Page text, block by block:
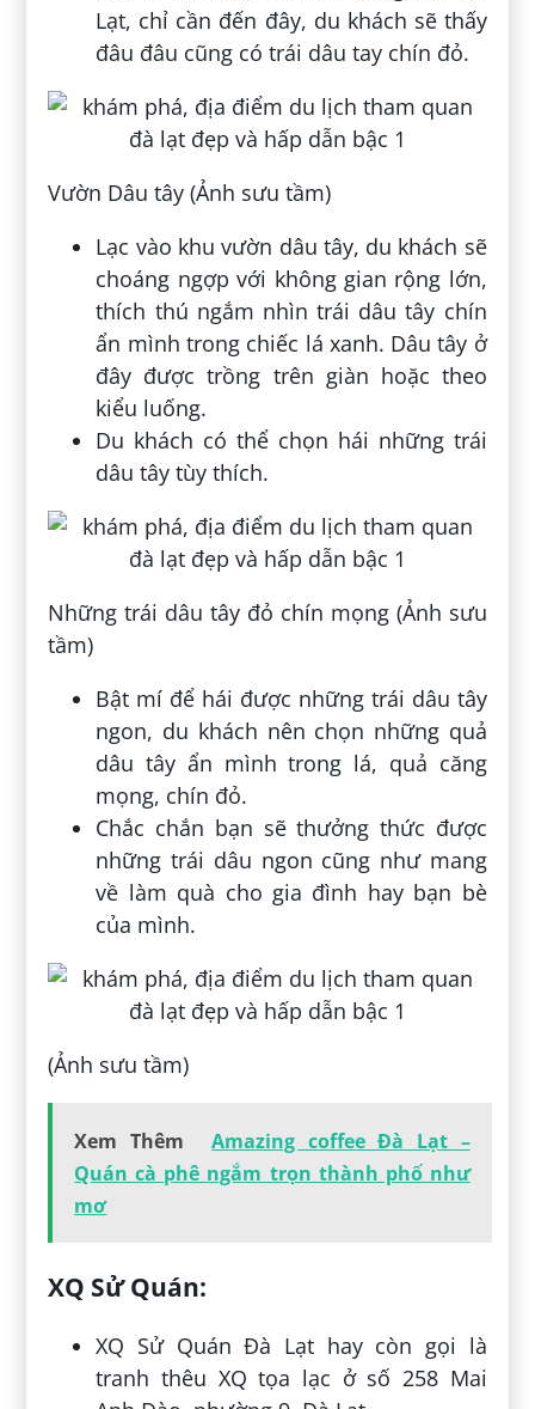
Lạt, chỉ cần đến đây, du khách sẽ thấy
đâu đâu cũng có trái dâu tay chín đỏ.
Vườn Dâu tây (Ảnh sưu tầm)
Lạc vào khu vườn dâu tây, du khách sẽ
choáng ngợp với không gian rộng lớn,
thích thú ngắm nhìn trái dâu tây chín
ẩn mình trong chiếc lá xanh. Dâu tây ở
đây được trồng trên giàn hoặc theo
kiểu luống.
Du khách có thể chọn hái những trái
dâu tây tùy thích.
Những trái dâu tây đỏ chín mọng (Ảnh sưu
tầm)
Bật mí để hái được những trái dâu tây
ngon, du khách nên chọn những quả
dâu tây ẩn mình trong lá, quả căng
mọng, chín đỏ.
Chắc chắn bạn sẽ thưởng thức được
những trái dâu ngon cũng như mang
về làm quà cho gia đình hay bạn bè
của mình.
(Ảnh sưu tầm)
Xem Thêm
Amazing coffee Đà Lạt –
Quán cà phê ngắm trọn thành phố như
mơ
XQ Sử Quán:
XQ Sử Quán Đà Lạt hay còn gọi là
tranh thêu XQ tọa lạc ở số 258 Mai